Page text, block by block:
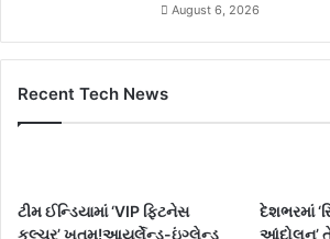
August 6, 2026
Recent Tech News
ટીમ ઈન્ડિયામાં ‘VIP ફિટનેસ
કલ્ચર’ ખતમ!આયર્લેન્ડ-ઇંગ્લેન્ડ
દેશભરમાં
આંદોલન’